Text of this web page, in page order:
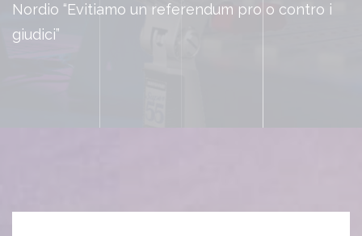
Nordio “Evitiamo un referendum pro o contro i
giudici”